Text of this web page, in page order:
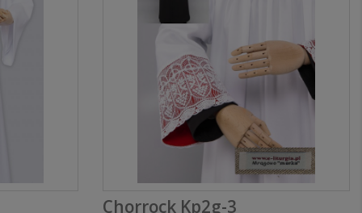
Chorrock Kp2g-3